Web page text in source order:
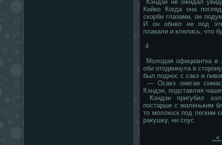
Кэндзи не ожидал
Кейко Когда она
скорби глазами, он
И он обнял ее под
плакали и клялись, что
4
Молодая официантка в
оби отодвинула в
был поднос с сакэ и
— Осакэ онегаи
Кэндзи, подставляя
Кэндзи пригубил
постарше с маленьким
то моллюск под легким
ракушку, ни соус
<